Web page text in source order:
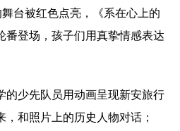
日本語 한국어
台被红色点亮，《系在心上的
番登场，孩子们用真挚情感表达
少先队员用动画呈现新安旅行
和照片上的历史人物对话；